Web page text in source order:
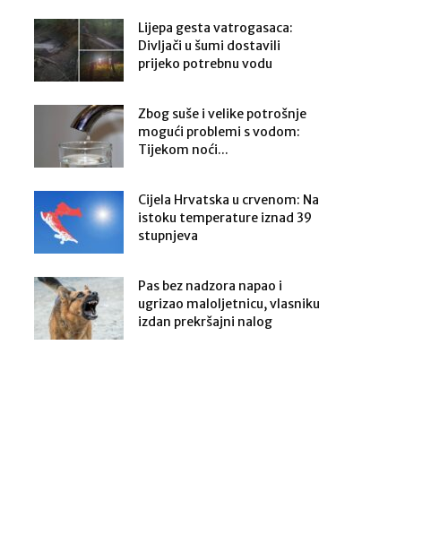
Lijepa gesta vatrogasaca:
Divljači u šumi dostavili
prijeko potrebnu vodu
Zbog suše i velike potrošnje
mogući problemi s vodom:
Tijekom noći...
Cijela Hrvatska u crvenom: Na
istoku temperature iznad 39
stupnjeva
Pas bez nadzora napao i
ugrizao maloljetnicu, vlasniku
izdan prekršajni nalog